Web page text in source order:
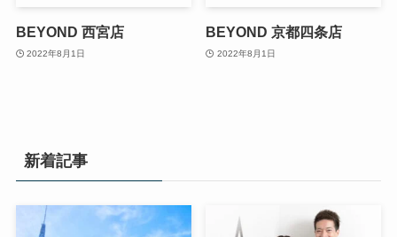
BEYOND 西宮店
2022年8月1日
BEYOND 京都四条店
2022年8月1日
新着記事